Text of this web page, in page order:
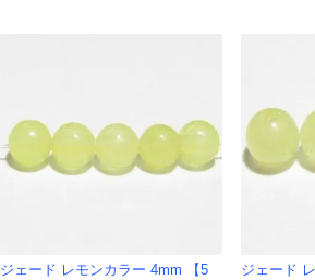
ジェード レモンカラー 4mm 【5
ジェード